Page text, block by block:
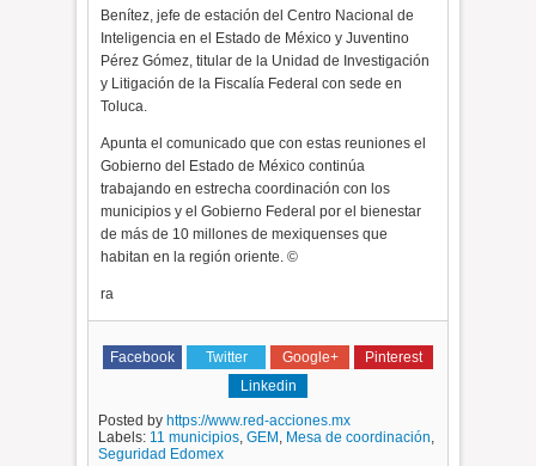
Benítez, jefe de estación del Centro Nacional de
Inteligencia en el Estado de México y Juventino
Pérez Gómez, titular de la Unidad de Investigación
y Litigación de la Fiscalía Federal con sede en
Toluca.
Apunta el comunicado que con estas reuniones el
Gobierno del Estado de México continúa
trabajando en estrecha coordinación con los
municipios y el Gobierno Federal por el bienestar
de más de 10 millones de mexiquenses que
habitan en la región oriente. ©
ra
Facebook Twitter Google+
Pinterest
Linkedin
Posted byhttps://www.red-acciones.mx
Labels: 11 municipios,GEM, Mesa de coordinación,
Seguridad Edomex